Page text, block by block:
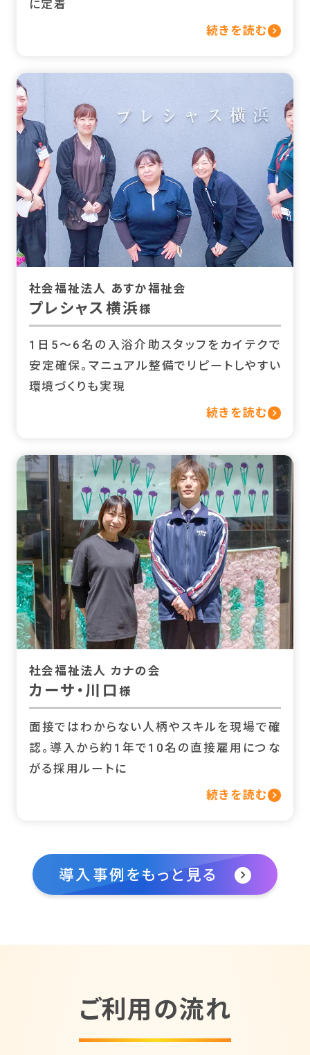
に定着
続きを読む
社会福祉法人 あすか福祉会
プレシャス横浜様
1日5〜6名の入浴介助スタッフをカイテクで
安定確保。マニュアル整備でリピートしやすい
環境づくりも実現
続きを読む
社会福祉法人 カナの会
カーサ・川口 様
面接ではわからない人柄やスキルを現場で確
認。導入から約1年で10名の直接雇用につな
がる採用ルートに
続きを読む
導入事例をもっと見る
ご利用の流れ